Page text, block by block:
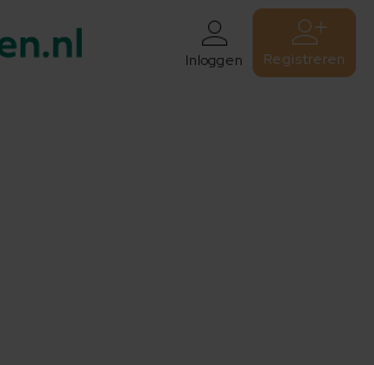
Inloggen Registreren